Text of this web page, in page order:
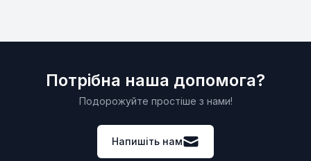
Потрібна наша допомога?
Подорожуйте простіше з нами!
Напишіть нам